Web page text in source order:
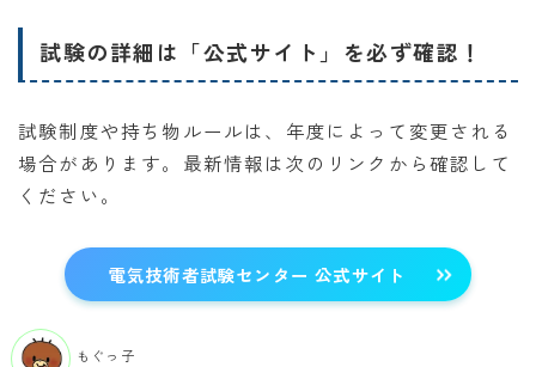
試験の詳細は「公式サイト」を必ず確認！
試験制度や持ち物ルールは、年度によって変更される
場合があります。最新情報は次のリンクから確認して
ください。
電気技術者試験センター 公式サイト
もぐっ子